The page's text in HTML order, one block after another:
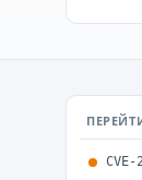
CVE-